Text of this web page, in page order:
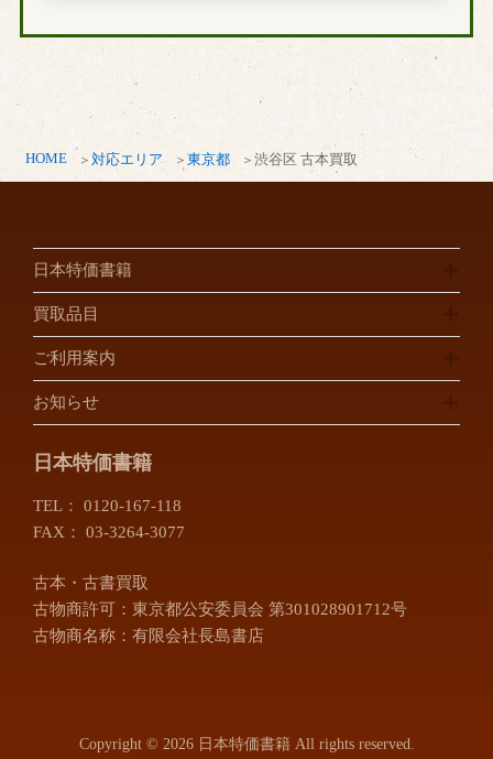
HOME 対応エリア 東京都 渋谷区 古本買取
日本特価書籍
買取品目
ご利用案内
お知らせ
日本特価書籍
TEL： 0120-167-118
FAX： 03-3264-3077
古本・古書買取
古物商許可：東京都公安委員会 第301028901712号
古物商名称：有限会社長島書店
Copyright © 2026 日本特価書籍 All rights reserved.